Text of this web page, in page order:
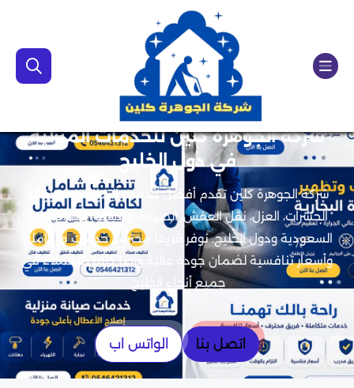
شركة الجوهرة كلين للخدمات المنزلية
في دول الخليج
شركة الجوهرة كلين تقدم أفضل خدمات التنظيف، مكافحة
الحشرات، العزل، نقل العفش، الصيانة، وتنسيق الحدائق في
السعودية ودول الخليج. نوفر فريقاً محترفاً، خدمات متكاملة،
وأسعار تنافسية لضمان جودة عالية ورضا كامل للعملاء في
جميع أنحاء الخليج.
اتصل بنا الواتس اب